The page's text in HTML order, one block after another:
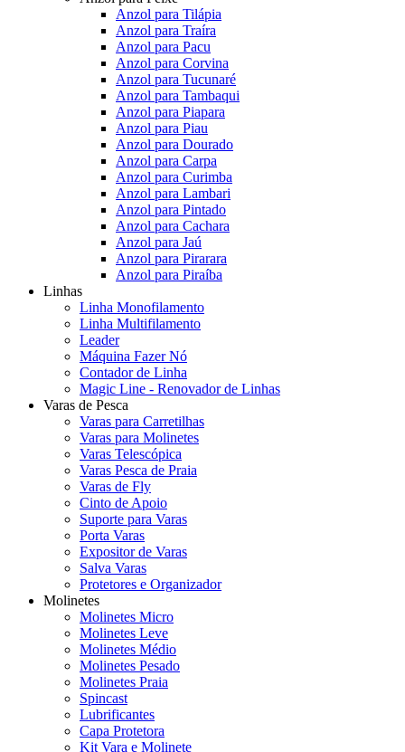
Anzol para Tilápia
Anzol para Traíra
Anzol para Pacu
Anzol para Corvina
Anzol para Tucunaré
Anzol para Tambaqui
Anzol para Piapara
Anzol para Piau
Anzol para Dourado
Anzol para Carpa
Anzol para Curimba
Anzol para Lambari
Anzol para Pintado
Anzol para Cachara
Anzol para Jaú
Anzol para Pirarara
Anzol para Piraíba
Linhas
Linha Monofilamento
Linha Multifilamento
Leader
Máquina Fazer Nó
Contador de Linha
Magic Line - Renovador de Linhas
Varas de Pesca
Varas para Carretilhas
Varas para Molinetes
Varas Telescópica
Varas Pesca de Praia
Varas de Fly
Cinto de Apoio
Suporte para Varas
Porta Varas
Expositor de Varas
Salva Varas
Protetores e Organizador
Molinetes
Molinetes Micro
Molinetes Leve
Molinetes Médio
Molinetes Pesado
Molinetes Praia
Spincast
Lubrificantes
Capa Protetora
Kit Vara e Molinete